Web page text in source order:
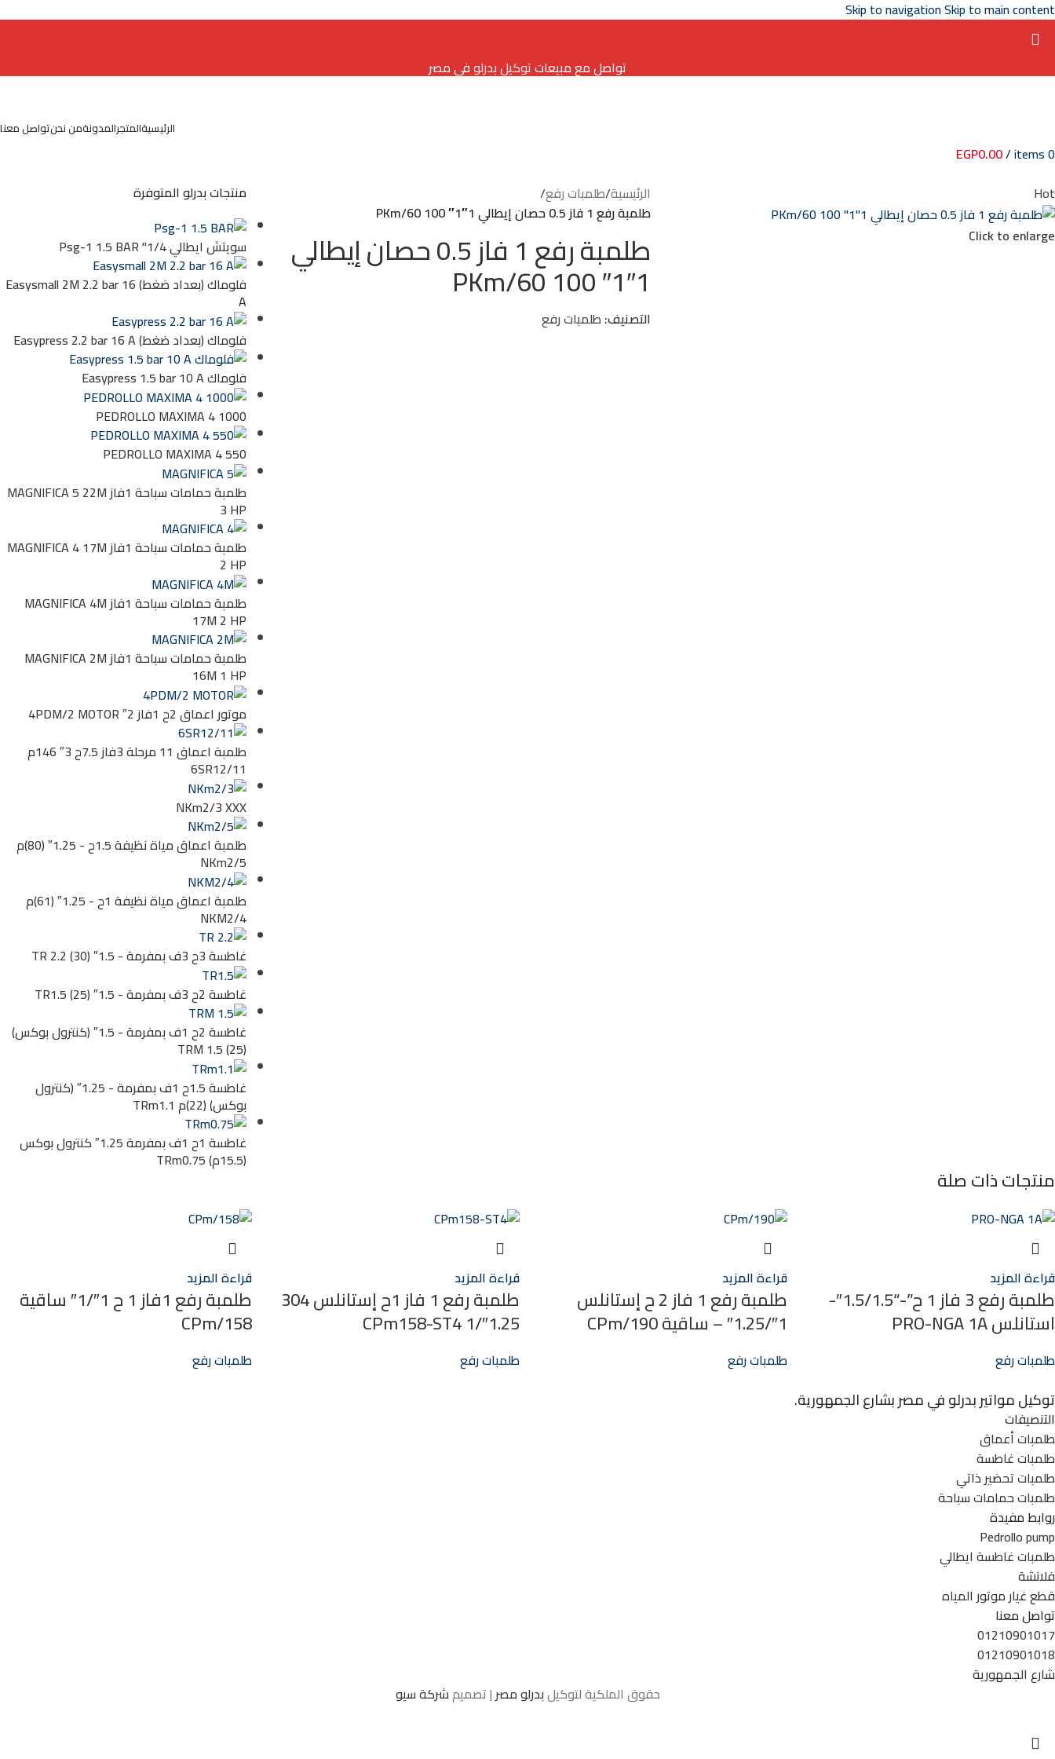
Skip to navigationSkip to main content
تواصل مع مبيعاتتوكيل بدرلوفي مصر
الرئيسيةالمتجرالمدونةمن نحنتواصل معنا
0
items
/
EGP0.00
Hot
Click to enlarge
الرئيسية/طلمبات رفع/
طلمبة رفع 1 فاز 0.5 حصان إيطالي 1″1″ 100 PKm/60
طلمبة رفع 1 فاز 0.5 حصان إيطالي
1″1″ 100 PKm/60
التصنيف: طلمبات رفع
منتجات بدرلو المتوفرة
سويتش ايطالي 1/4" Psg-1 1.5 BAR
فلوماك (بعداد ضغط) Easysmall 2M 2.2 bar 16
A
فلوماك (بعداد ضغط) Easypress 2.2 bar 16 A
فلوماك Easypress 1.5 bar 10 A
PEDROLLO MAXIMA 4 1000
PEDROLLO MAXIMA 4 550
طلمبة حمامات سباحة 1فاز MAGNIFICA 5 22M
3 HP
طلمبة حمامات سباحة 1فاز MAGNIFICA 4 17M
2 HP
طلمبة حمامات سباحة 1فاز MAGNIFICA 4M
17M 2 HP
طلمبة حمامات سباحة 1فاز MAGNIFICA 2M
16M 1 HP
موتور اعماق 2ح 1فاز 2″ 4PDM/2 MOTOR
طلمبة اعماق 11 مرحلة 3فاز 7.5ح 3″ 146م
6SR12/11
NKm2/3 XXX
طلمبة اعماق مياة نظيفة 1.5ح - 1.25″ (80)م
NKm2/5
طلمبة اعماق مياة نظيفة 1ح - 1.25″ (61)م
NKM2/4
غاطسة 3ح 3ف بمفرمة - 1.5″ (30) TR 2.2
غاطسة 2ح 3ف بمفرمة - 1.5″ (25) TR1.5
غاطسة 2ح 1ف بمفرمة - 1.5″ (كنترول بوكس)
(25) TRM 1.5
غاطسة 1.5ح 1ف بمفرمة - 1.25″ (كنترول
بوكس) (22)م TRm1.1
غاطسة 1ح 1ف بمفرمة 1.25″ كنترول بوكس
(15.5م) TRm0.75
منتجات ذات صلة
قراءة المزيد
طلمبة رفع 3 فاز 1 ح”-“1.5/1.5″-
استانلس PRO-NGA 1A
طلمبات رفع
قراءة المزيد
طلمبة رفع 1 فاز 2 ح إستانلس
1″/1.25″ – ساقية CPm/190
طلمبات رفع
قراءة المزيد
طلمبة رفع 1 فاز 1ح إستانلس 304
1.25″/1 CPm158-ST4
طلمبات رفع
قراءة المزيد
طلمبة رفع 1فاز 1 ح 1″/1″ ساقية
CPm/158
طلمبات رفع
توكيل مواتير بدرلو في مصر بشارع الجمهورية.
التنصيفات
طلمبات أعماق
طلمبات غاطسة
طلمبات تحضير ذاتي
طلمبات حمامات سباحة
روابط مفيدة
Pedrollo pump
طلمبات غاطسة ايطالي
فلانشة
قطع غيار موتور المياه
تواصل معنا
01210901017
01210901018
شارع الجمهورية
حقوق الملكية لتوكيلبدرلو مصر| تصميمشركة سيو